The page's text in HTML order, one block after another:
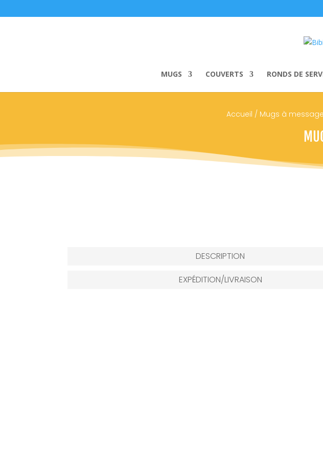
MUGS COUVERTS RONDS DE
Accueil / Mugs à
DESCRIPTION
EXPÉDITION/LIVRAISON